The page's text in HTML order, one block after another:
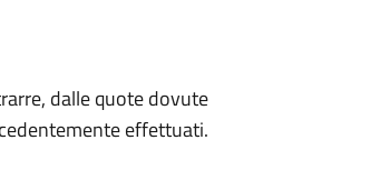
dalle quote dovute
effettuati.